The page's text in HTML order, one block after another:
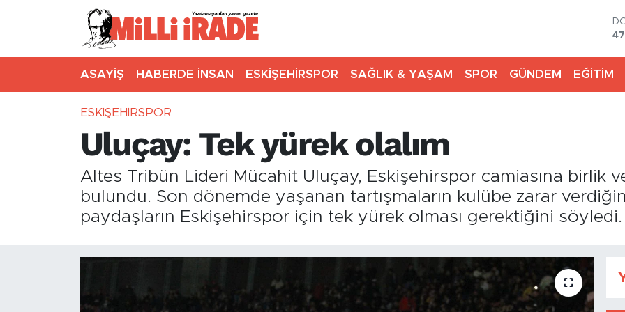
ASAYİŞ HABERDE İNSAN ESKİŞEHİRSPOR SAĞLIK & YAŞAM SPOR GÜNDEM EĞİTİM
ESKİŞEHİRSPOR
Uluçay: Tek yürek olalım
Altes Tribün Lideri Mücahit Uluçay, Eskişehirspor camiasına birlik
bulundu. Son dönemde yaşanan tartışmaların kulübe zarar
paydaşların Eskişehirspor için tek yürek olması gerektiğini söyledi.